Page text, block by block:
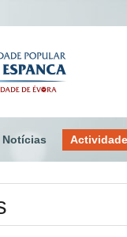
Notícias